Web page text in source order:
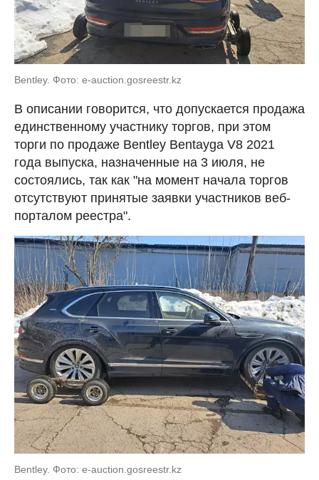
Bentley. Фото: e-auction.gosreestr.kz
В описании говорится, что допускается продажа
единственному участнику торгов, при этом
торги по продаже Bentley Bentayga V8 2021
года выпуска, назначенные на 3 июля, не
состоялись, так как "на момент начала торгов
отсутствуют принятые заявки участников веб-
порталом реестра".
Bentley. Фото: e-auction.gosreestr.kz